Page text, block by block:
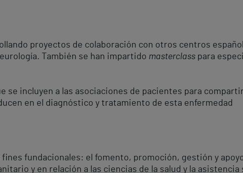
proyectos de colaboración con otros centros
También se han impartido masterclass para
se incluyen a las asociaciones de pacientes para compartir
en el diagnóstico y tratamiento de esta enfermedad
fundacionales: el fomento, promoción, gestión y
y en relación a las ciencias de la salud y la asistencia